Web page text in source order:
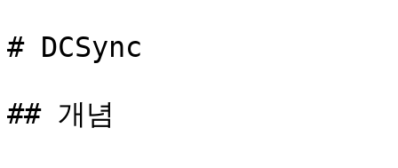
# DCSync
## 개념